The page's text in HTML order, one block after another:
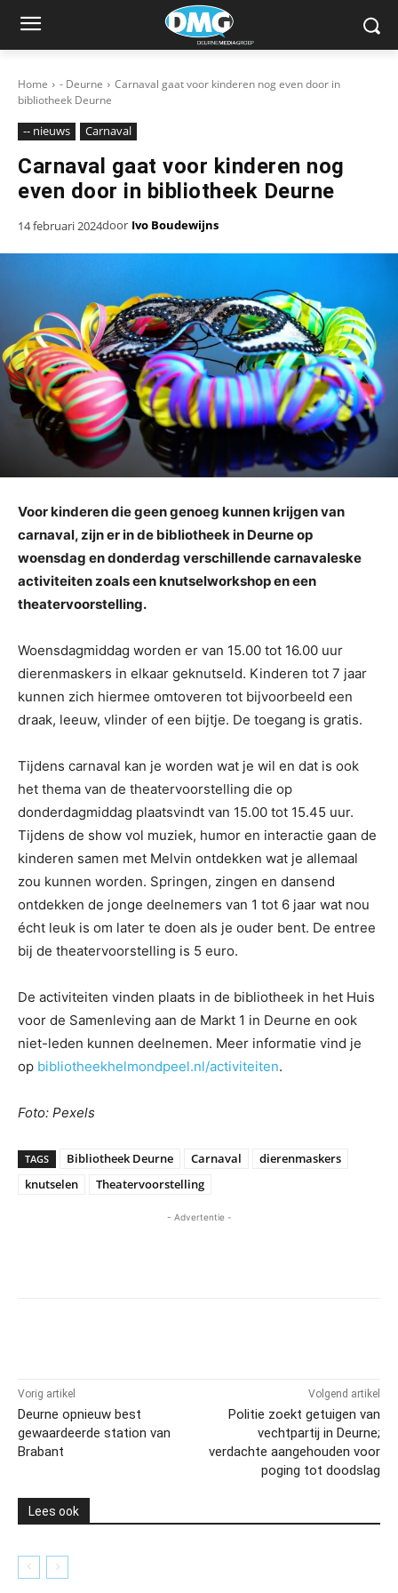
Home - Deurne
Carnaval gaat voor kinderen nog even door in
bibliotheek Deurne
-- nieuws Carnaval
Carnaval gaat voor kinderen nog
even door in bibliotheek Deurne
14 februari 2024door Ivo Boudewijns
Voor kinderen die geen genoeg kunnen krijgen van
carnaval, zijn er in de bibliotheek in Deurne op
woensdag en donderdag verschillende carnavaleske
activiteiten zoals een knutselworkshop en een
theatervoorstelling.
Woensdagmiddag worden er van 15.00 tot 16.00 uur
dierenmaskers in elkaar geknutseld. Kinderen tot 7 jaar
kunnen zich hiermee omtoveren tot bijvoorbeeld een
draak, leeuw, vlinder of een bijtje. De toegang is gratis.
Tijdens carnaval kan je worden wat je wil en dat is ook
het thema van de theatervoorstelling die op
donderdagmiddag plaatsvindt van 15.00 tot 15.45 uur.
Tijdens de show vol muziek, humor en interactie gaan de
kinderen samen met Melvin ontdekken wat je allemaal
zou kunnen worden. Springen, zingen en dansend
ontdekken de jonge deelnemers van 1 tot 6 jaar wat nou
écht leuk is om later te doen als je ouder bent. De entree
bij de theatervoorstelling is 5 euro.
De activiteiten vinden plaats in de bibliotheek in het Huis
voor de Samenleving aan de Markt 1 in Deurne en ook
niet-leden kunnen deelnemen. Meer informatie vind je
op bibliotheekhelmondpeel.nl/activiteiten.
Foto: Pexels
TAGS Bibliotheek Deurne Carnaval
dierenmaskers
knutselen
Theatervoorstelling
- Advertentie -
Vorig artikel
Deurne opnieuw best
gewaardeerde station van
Brabant
Volgend artikel
Politie zoekt getuigen van
vechtpartij in Deurne;
verdachte aangehouden voor
poging tot doodslag
Lees ook